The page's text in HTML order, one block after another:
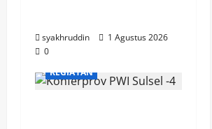
syakhruddin
1 Agustus 2026
0
KEGIATAN